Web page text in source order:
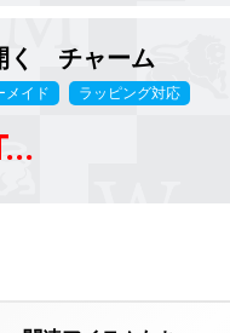
く チャーム
メイド ラッピング対応